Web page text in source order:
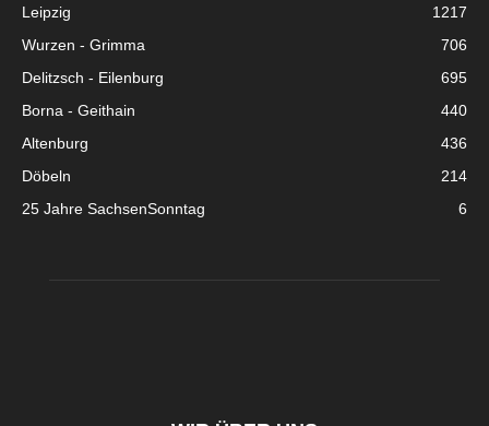
Leipzig
1217
Wurzen - Grimma
706
Delitzsch - Eilenburg
695
Borna - Geithain
440
Altenburg
436
Döbeln
214
25 Jahre SachsenSonntag
6